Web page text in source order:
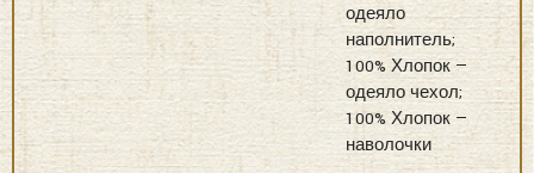
одеяло
наполнитель;
100% Хлопок —
одеяло чехол;
100% Хлопок —
наволочки